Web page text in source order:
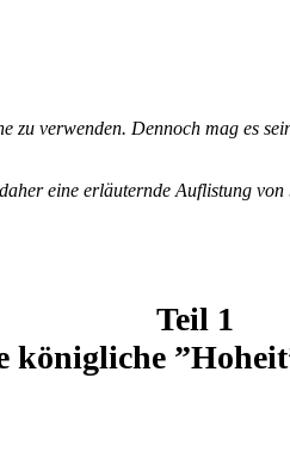
zu verwenden. Dennoch mag es
eine erläuternde Auflistung
Teil 1
königliche